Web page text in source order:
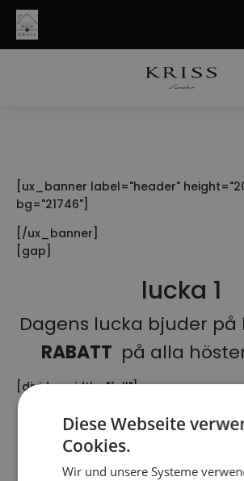
[ux_banner label="header"
bg="21746"]
[/ux_banner]
[gap]
lucka 1
Dagens lucka bjuder på
RABATT på alla
[divider width="full"]
Diese Webseite
Cookies.
Wir und unsere Systeme